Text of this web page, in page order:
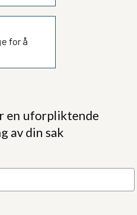
for å
en uforpliktende
av din sak